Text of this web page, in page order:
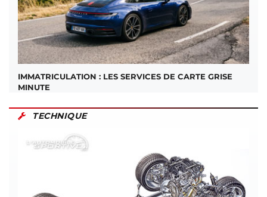
IMMATRICULATION : LES SERVICES DE CARTE GRISE
MINUTE
TECHNIQUE